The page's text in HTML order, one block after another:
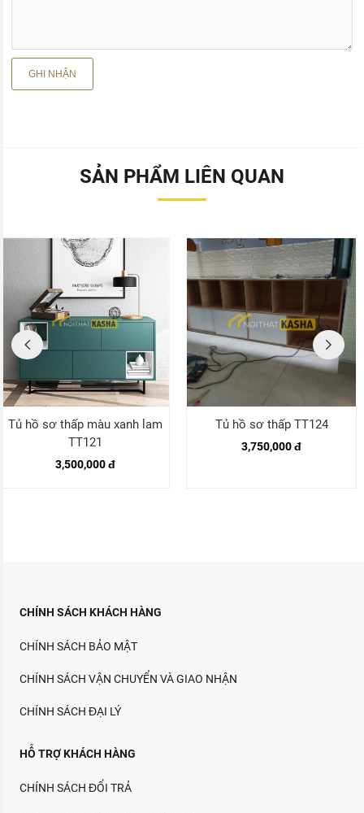
SẢN PHẨM LIÊN QUAN
Tủ hồ sơ thấp màu xanh lam
TT121
3,500,000 đ
Tủ hồ sơ thấp TT124
3,750,000 đ
CHÍNH SÁCH KHÁCH HÀNG
CHÍNH SÁCH BẢO MẬT
CHÍNH SÁCH VẬN CHUYỂN VÀ GIAO NHẬN
CHÍNH SÁCH ĐẠI LÝ
HỖ TRỢ KHÁCH HÀNG
CHÍNH SÁCH ĐỔI TRẢ